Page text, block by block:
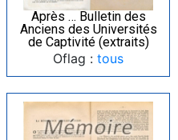
Après … Bulletin des
Anciens des Universités
de Captivité (extraits)
Oflag : tous